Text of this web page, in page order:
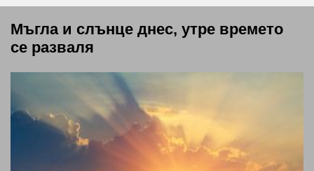
Мъгла и слънце днес, утре времето
се разваля